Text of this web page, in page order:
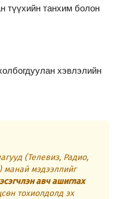
түүхийн танхим болон
хэвлэлийн
(Телевиз, Радио,
манай мэдээллийг
авч ашиглах
тохиолдолд эх